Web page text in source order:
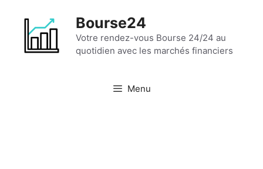
contenu
Bourse24
Votre rendez-vous Bourse 24/24 au
quotidien avec les marchés financiers
Menu